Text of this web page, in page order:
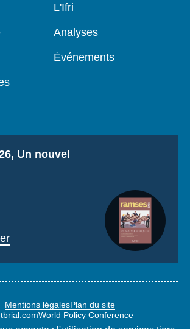
Navigation
L'Ifri
Analyses
Événements
Un nouvel
Mentions légalesPlan du site
World Policy Conference